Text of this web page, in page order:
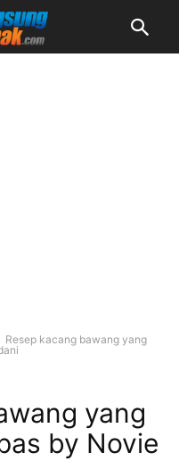
Resep kacang bawang yang
yang
by Novie